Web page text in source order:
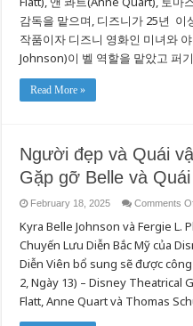
감독을 맡으며, 디즈니가 25년
작품이자 디즈니 영화인 미녀와
Johnson)이 벨 역할을 맡았고 퍼
Read More »
Người đẹp và Quái
Gặp gỡ Belle và
February 18, 2025 Comments
Kyra Belle Johnson và Fergie L.
Chuyến Lưu Diễn Bắc Mỹ của
Diễn Viên bổ sung sẽ được
2, Ngày 13) – Disney Theatrical
Flatt, Anne Quart và Thomas